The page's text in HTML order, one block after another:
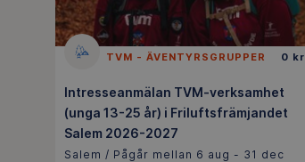
TVM - ÄVENTYRSGRUPPER 0 kr
Intresseanmälan TVM-verksamhet
(unga 13-25 år) i Friluftsfrämjandet
Salem 2026-2027
Salem / Pågår mellan 6 aug - 31 dec